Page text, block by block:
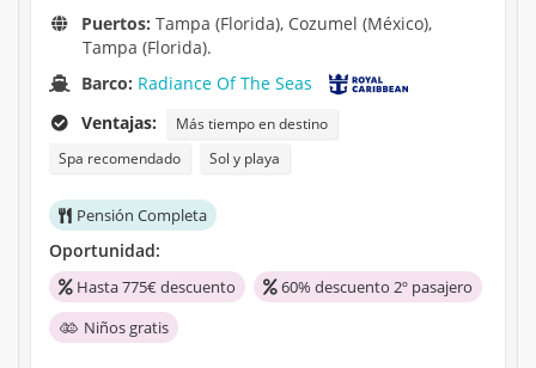
Puertos: Tampa (Florida), Cozumel (México),
Tampa (Florida).
Barco: Radiance Of The Seas
Ventajas:
Más tiempo en destino
Spa recomendado
Sol y playa
Pensión Completa
Oportunidad:
Hasta 775€ descuento
60% descuento 2º pasajero
Niños gratis